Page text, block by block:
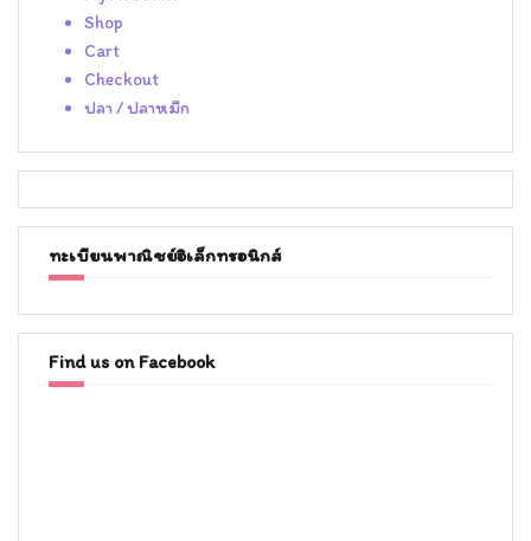
Shop
Cart
Checkout
ปลา / ปลาหมึก
ทะเบียนพาณิชย์อิเล็กทรอนิกส์
Find us on Facebook